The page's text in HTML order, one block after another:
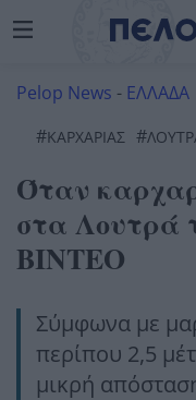
Pelop News - ΕΛΛΑΔΑ
#ΚΑΡΧΑΡΊΑΣ #
Όταν
στα Λουτρά
ΒΙΝΤΕΟ
Σύμφωνα με
περίπου 2,5
μικρή